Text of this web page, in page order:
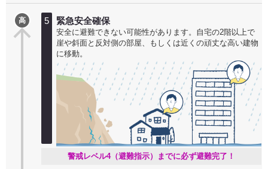
高 5 緊急安全確保
安全に避難できない可能性があります。自宅の2階以上で
崖や斜面と反対側の部屋、もしくは近くの頑丈な高い建物
に移動。
警戒レベル4（避難指示）までに必ず避難完了！